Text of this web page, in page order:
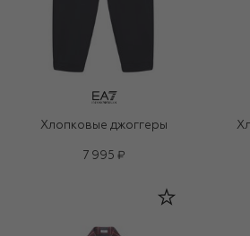
Хлопковые джоггеры
7 995 ₽